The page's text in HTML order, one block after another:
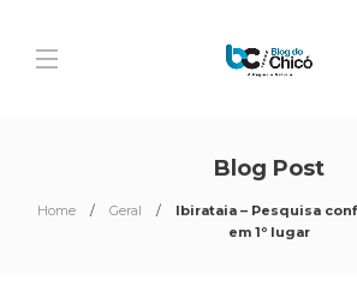
Blog Post
Home Geral
Ibirataia – Pesquisa
em 1º lugar